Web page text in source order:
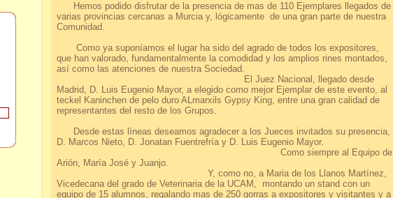
Hemos podido disfrutar de la presencia de mas de 110 Ejemplares llegados de
varias provincias cercanas a Murcia y, lógicamente de una gran parte de nuestra
Comunidad.
Como ya suponíamos el lugar ha sido del agrado de todos los expositores,
que han valorado, fundamentalmente la comodidad y los amplios rines montados,
así como las atenciones de nuestra Sociedad.
El Juez Nacional, llegado desde
Madrid, D. Luis Eugenio Mayor, a elegido como mejor Ejemplar de este evento, al
teckel Kaninchen de pelo duro ALmarxils Gypsy King, entre una gran calidad de
representantes del resto de los Grupos.
Desde estas líneas deseamos agradecer a los Jueces invitados su presencia,
D. Marcos Nieto, D. Jonatan Fuentrefría y D. Luis Eugenio Mayor.
Como siempre al Equipo de
Arión, María José y Juanjo.
Y, como no, a Maria de los Llanos Martínez,
Vicedecana del grado de Veterinaria de la UCAM, montando un stand con un
equipo de 15 alumnos, regalando mas de 250 gorras a expositores y visitantes y a